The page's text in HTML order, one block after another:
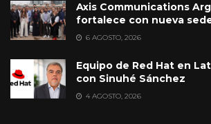
Axis Communications
fortalece con nueva
6 AGOSTO, 2026
Equipo de Red Hat en
con Sinuhé Sánchez
4 AGOSTO, 2026